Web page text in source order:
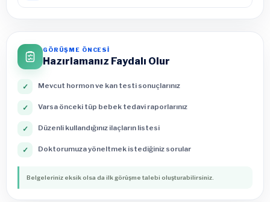
GÖRÜŞME ÖNCESİ
Hazırlamanız Faydalı Olur
✓ Mevcut hormon ve kan testi sonuçlarınız
✓ Varsa önceki tüp bebek tedavi raporlarınız
✓ Düzenli kullandığınız ilaçların listesi
✓ Doktorumuza yöneltmek istediğiniz sorular
Belgeleriniz eksik olsa da ilk görüşme talebi oluşturabilirsiniz.